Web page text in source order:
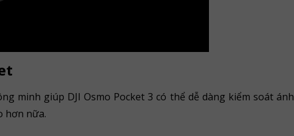
minh giúp DJI Osmo Pocket 3 có thể dễ dàng kiểm soát ánh
hơn nữa.